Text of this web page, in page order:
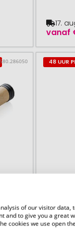
vanaf
17.
&
48 UUR
of our visitor data,
and to give you a great
cookies we use open